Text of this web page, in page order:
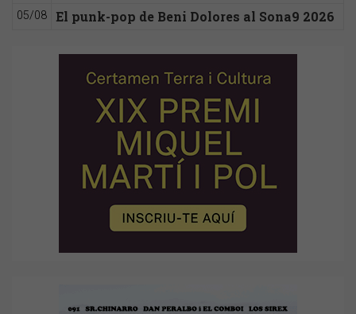
05/08 El punk-pop de Beni Dolores al Sona9 2026